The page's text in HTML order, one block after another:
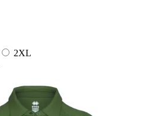
2XL